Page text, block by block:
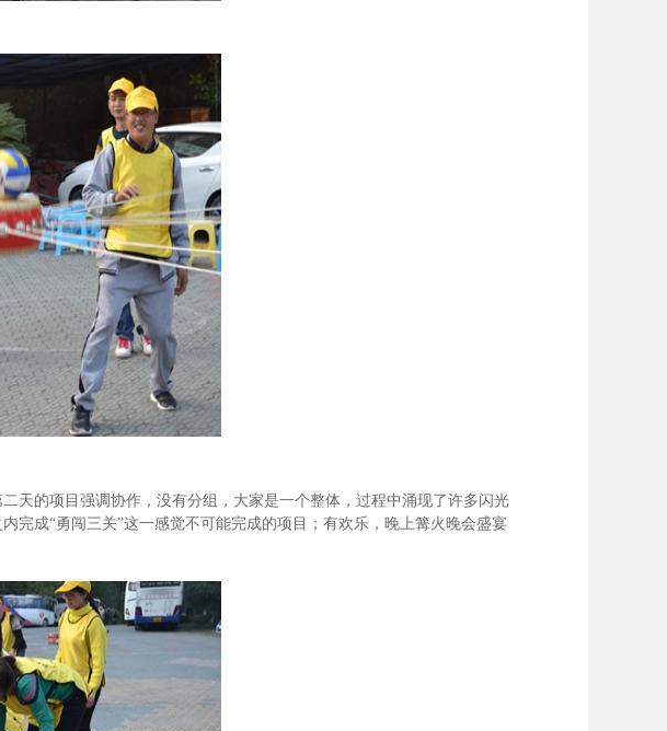
天的项目强调协作，没有分组，大家是一个整体，过程中涌现了许多闪光
完成“勇闯三关”这一感觉不可能完成的项目；有欢乐，晚上篝火晚会盛宴